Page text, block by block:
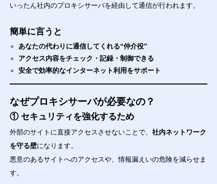
いったん社内のプロキシサーバを経由して通信が行われます。
簡単に言うと
あなたの代わりに通信してくれる“仲介役”
アクセス内容をチェック・記録・制御できる
安全で効率的なインターネット利用をサポート
なぜプロキシサーバが必要なの？
① セキュリティを強化するため
外部のサイトに直接アクセスさせないことで、 社内ネットワーク
を守る壁になります。
悪意のあるサイトへのアクセスや、情報漏えいの危険を減らせま
す。